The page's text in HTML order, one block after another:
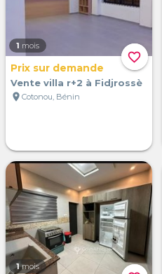
favorite_border
1 mois
Prix sur demande
Vente villa r+2 à Fidjrossè
location_on Cotonou, Bénin
1 mois